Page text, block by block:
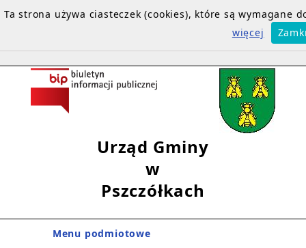
Urząd Gminy
w
Pszczółkach
Menu podmiotowe
Ta strona używa ciasteczek (cookies), które są wymagane
więcej